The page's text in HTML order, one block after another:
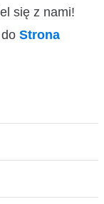
się z nami!
Strona